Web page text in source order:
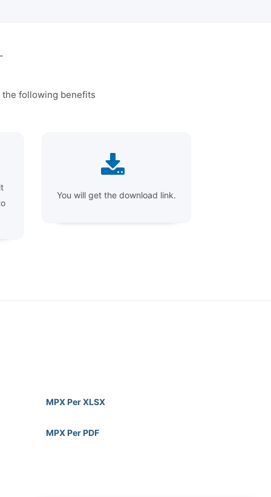
the following benefits
You will get the download link.
MPX Per XLSX
MPX Per PDF